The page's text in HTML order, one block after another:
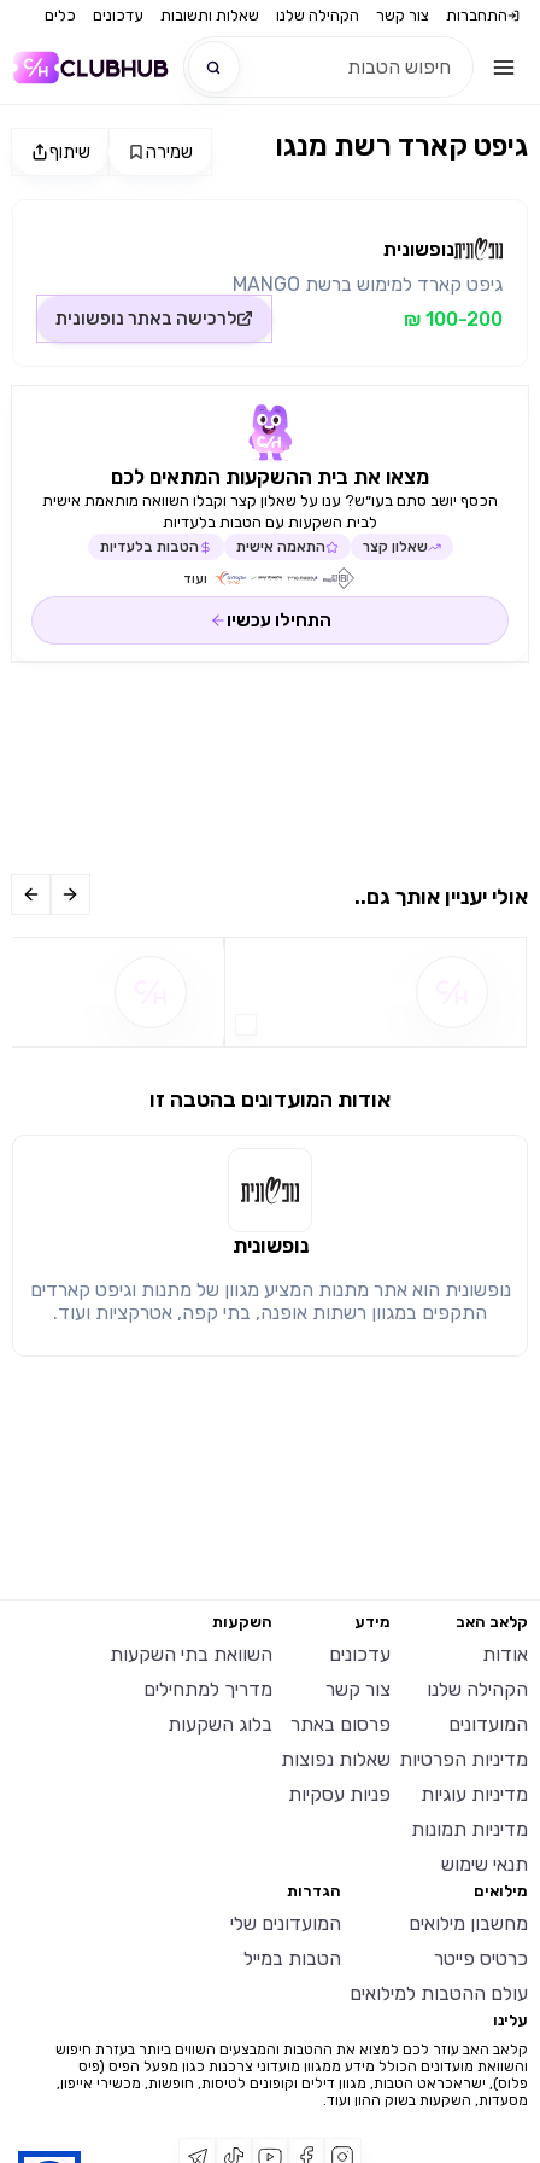
התחברות צור קשר הקהילה שלנו שאלות ותשובות עדכונים כלים
שיתוף
שימו לב!
מימוש הטבה זו ניתן רק לחברי
שיתוף שמירה גיפט קארד רשת מנגו
נופשונית
גיפט קארד למימוש ברשת MANGO
100-200 ₪
לרכישה באתר נופשונית
מצאו את בית ההשקעות המתאים לכם
הכסף יושב סתם בעו״ש? ענו על שאלון קצר וקבלו השוואה מותאמת אישית
לבית השקעות עם הטבות בלעדיות
שאלון קצר התאמה אישית הטבות בלעדיות
ועוד
התחילו עכשיו
אולי יעניין אותך גם..
אודות המועדונים בהטבה זו
נופשונית
נופשונית הוא אתר מתנות המציע מגוון של מתנות וגיפט קארדים
התקפים במגוון רשתות אופנה, בתי קפה, אטרקציות ועוד.
קלאב האב
אודות
הקהילה שלנו
המועדונים
מדיניות הפרטיות
מדיניות עוגיות
מדיניות תמונות
תנאי שימוש
מידע
עדכונים
צור קשר
פרסום באתר
שאלות נפוצות
פניות עסקיות
השקעות
השוואת בתי השקעות
מדריך למתחילים
בלוג השקעות
מילואים
מחשבון מילואים
כרטיס פייטר
עולם ההטבות למילואים
הגדרות
המועדונים שלי
הטבות במייל
עלינו
קלאב האב עוזר לכם למצוא את ההטבות והמבצעים השווים ביותר בעזרת חיפוש
והשוואת מועדונים הכולל מידע ממגוון מועדוני צרכנות כגון מפעל הפיס (פיס
פלוס), ישראכראט הטבות, מגוון דילים וקופונים לטיסות, חופשות, מכשירי אייפון,
מסעדות, השקעות בשוק ההון ועוד.